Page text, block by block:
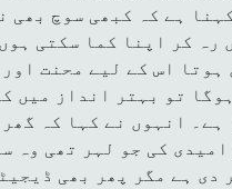
ہے کہ کبھی سوچ بھی
رہ کر اپنا کما سکتی
ہوتا اس کے لیے محنت
تو بہتر انداز میں
ہے۔ انہوں نے کہا کہ
کی جو لہر تھی وہ
دی ہے مگر پھر بھی